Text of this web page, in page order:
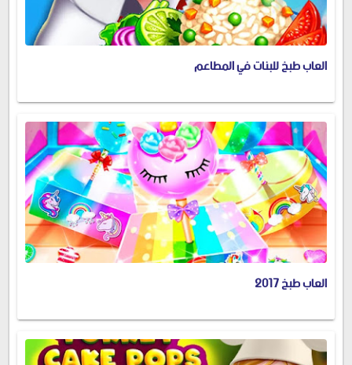
العاب طبخ للبنات في المطاعم
العاب طبخ 2017